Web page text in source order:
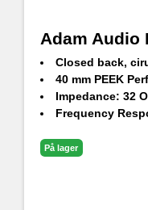
Adam Audio
Closed back,
40 mm PEEK
Impedance: 32
Frequency
På lager